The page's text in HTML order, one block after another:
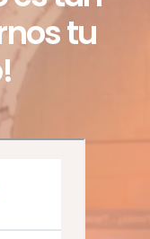
CONTIGO
es tan
tu